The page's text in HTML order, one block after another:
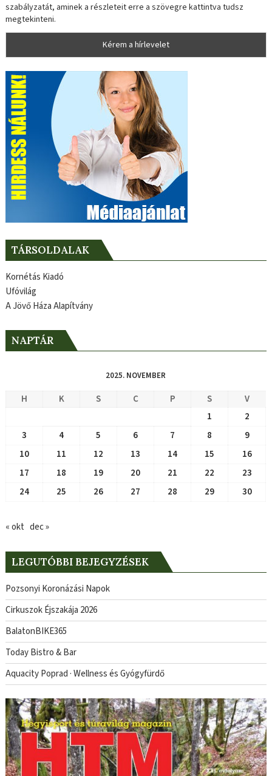
szabályzatát, aminek a részleteit erre a szövegre kattintva tudsz
megtekinteni.
TÁRSOLDALAK
Kornétás Kiadó
Ufóvilág
A Jövő Háza Alapítvány
NAPTÁR
2025. NOVEMBER
H K S C P S
V
1
2
3
4 5 6 7 8
9
10
11 12 13 14 15
16
17
18 19 20 21 22
23
24
25 26 27 28 29 30
« okt dec »
LEGUTÓBBI BEJEGYZÉSEK
Pozsonyi Koronázási Napok
Cirkuszok Éjszakája 2026
BalatonBIKE365
Today Bistro & Bar
Aquacity Poprad · Wellness és Gyógyfürdő